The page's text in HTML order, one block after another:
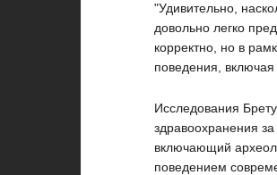
"Удивительно,
довольно легко
корректно, но в
поведения, включая
Исследования
здравоохранения
включающий
поведением